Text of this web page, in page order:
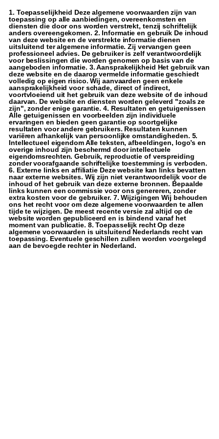
1. Toepasselijkheid Deze algemene voorwaarden zijn van
toepassing op alle aanbiedingen, overeenkomsten en
diensten die door ons worden verstrekt, tenzij schriftelijk
anders overeengekomen. 2. Informatie en gebruik De inhoud
van deze website en de verstrekte informatie dienen
uitsluitend ter algemene informatie. Zij vervangen geen
professioneel advies. De gebruiker is zelf verantwoordelijk
voor beslissingen die worden genomen op basis van de
aangeboden informatie. 3. Aansprakelijkheid Het gebruik van
deze website en de daarop vermelde informatie geschiedt
volledig op eigen risico. Wij aanvaarden geen enkele
aansprakelijkheid voor schade, direct of indirect,
voortvloeiend uit het gebruik van deze website of de inhoud
daarvan. De website en diensten worden geleverd "zoals ze
zijn", zonder enige garantie. 4. Resultaten en getuigenissen
Alle getuigenissen en voorbeelden zijn individuele
ervaringen en bieden geen garantie op soortgelijke
resultaten voor andere gebruikers. Resultaten kunnen
variëren afhankelijk van persoonlijke omstandigheden. 5.
Intellectueel eigendom Alle teksten, afbeeldingen, logo’s en
overige inhoud zijn beschermd door intellectuele
eigendomsrechten. Gebruik, reproductie of verspreiding
zonder voorafgaande schriftelijke toestemming is verboden.
6. Externe links en affiliatie Deze website kan links bevatten
naar externe websites. Wij zijn niet verantwoordelijk voor de
inhoud of het gebruik van deze externe bronnen. Bepaalde
links kunnen een commissie voor ons genereren, zonder
extra kosten voor de gebruiker. 7. Wijzigingen Wij behouden
ons het recht voor om deze algemene voorwaarden te allen
tijde te wijzigen. De meest recente versie zal altijd op de
website worden gepubliceerd en is bindend vanaf het
moment van publicatie. 8. Toepasselijk recht Op deze
algemene voorwaarden is uitsluitend Nederlands recht van
toepassing. Eventuele geschillen zullen worden voorgelegd
aan de bevoegde rechter in Nederland.